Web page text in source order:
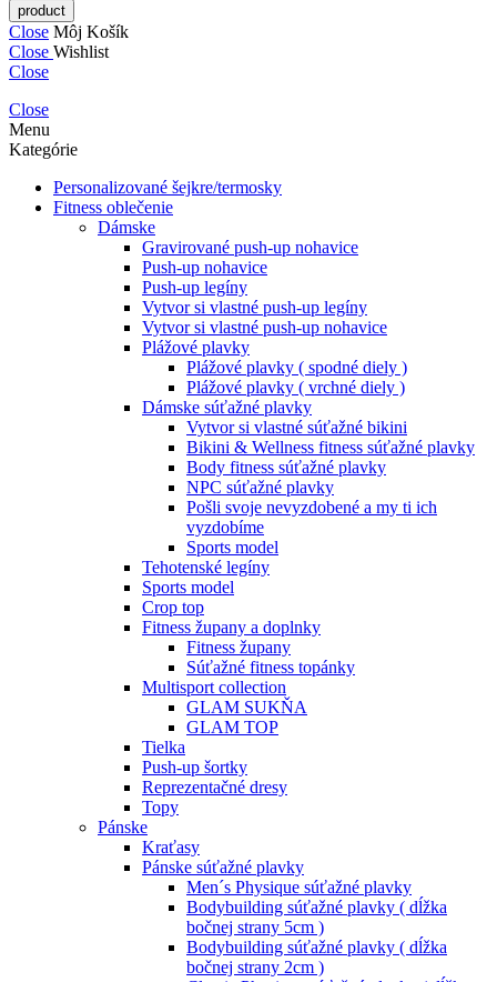
Close Môj Košík
Close Wishlist
Close
Close
Menu
Kategórie
Personalizované šejkre/termosky
Fitness oblečenie
Dámske
Gravirované push-up nohavice
Push-up nohavice
Push-up legíny
Vytvor si vlastné push-up legíny
Vytvor si vlastné push-up nohavice
Plážové plavky
Plážové plavky ( spodné diely )
Plážové plavky ( vrchné diely )
Dámske súťažné plavky
Vytvor si vlastné súťažné bikini
Bikini & Wellness fitness súťažné plavky
Body fitness súťažné plavky
NPC súťažné plavky
Pošli svoje nevyzdobené a my ti ich
vyzdobíme
Sports model
Tehotenské legíny
Sports model
Crop top
Fitness župany a doplnky
Fitness župany
Súťažné fitness topánky
Multisport collection
GLAM SUKŇA
GLAM TOP
Tielka
Push-up šortky
Reprezentačné dresy
Topy
Pánske
Kraťasy
Pánske súťažné plavky
Men´s Physique súťažné plavky
Bodybuilding súťažné plavky ( dĺžka
bočnej strany 5cm )
Bodybuilding súťažné plavky ( dĺžka
bočnej strany 2cm )